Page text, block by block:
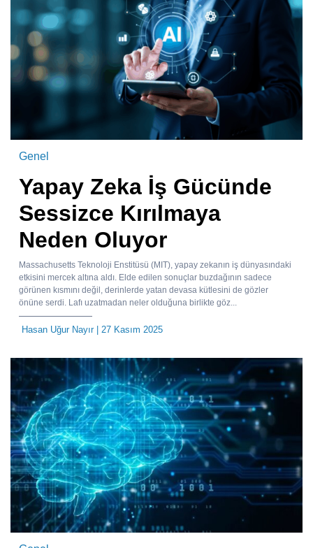
Genel
Yapay Zeka İş Gücünde
Sessizce Kırılmaya
Neden Oluyor
Massachusetts Teknoloji Enstitüsü (MIT), yapay zekanın iş dünyasındaki
etkisini mercek altına aldı. Elde edilen sonuçlar buzdağının sadece
görünen kısmını değil, derinlerde yatan devasa kütlesini de gözler
önüne serdi. Lafı uzatmadan neler olduğuna birlikte göz...
Hasan Uğur Nayır| 27 Kasım 2025